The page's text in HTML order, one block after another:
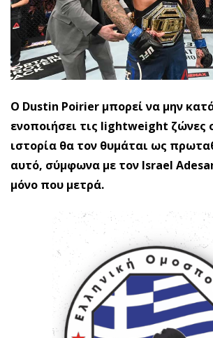
Ο Dustin Poirier μπορεί να μην
ενοποιήσει τις lightweight ζώνες
ιστορία θα τον θυμάται ως
αυτό, σύμφωνα με τον Israel
μόνο που μετρά.